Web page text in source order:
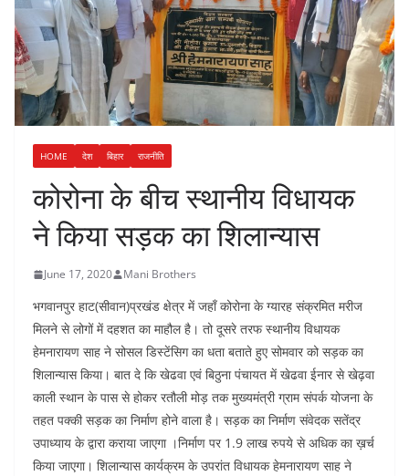
HOME देश बिहार राजनीति
कोरोना के बीच स्थानीय विधायक
ने किया सड़क का शिलान्यास
June 17, 2020 Mani Brothers
भगवानपुर हाट(सीवान)प्रखंड क्षेत्र में जहाँ कोरोना के ग्यारह संक्रमित मरीज
मिलने से लोगों में दहशत का माहौल है। तो दूसरे तरफ स्थानीय विधायक
हेमनारायण साह ने सोसल डिस्टेंसिग का धता बताते हुए सोमवार को सड़क का
शिलान्यास किया। बात दे कि खेढवा एवं बिठुना पंचायत में खेढवा ईनार से खेढ़वा
काली स्थान के पास से होकर रतौली मोड़ तक मुख्यमंत्री ग्राम संपर्क योजना के
तहत पक्की सड़क का निर्माण होने वाला है। सड़क का निर्माण संवेदक सतेंद्र
उपाध्याय के द्वारा कराया जाएगा ।निर्माण पर 1.9 लाख रुपये से अधिक का ख़र्च
किया जाएगा। शिलान्यास कार्यक्रम के उपरांत विधायक हेमनारायण साह ने